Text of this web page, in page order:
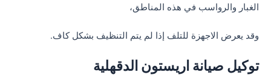
الغبار والرواسب في هذه المناطق،
وقد يعرض الاجهزة للتلف إذا لم يتم التنظيف بشكل كاف.
توكيل صيانة اريستون الدقهلية